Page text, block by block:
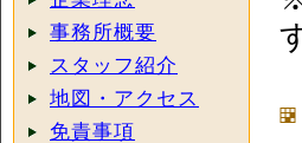
事務所概要
スタッフ紹介
地図・アクセス
免責事項